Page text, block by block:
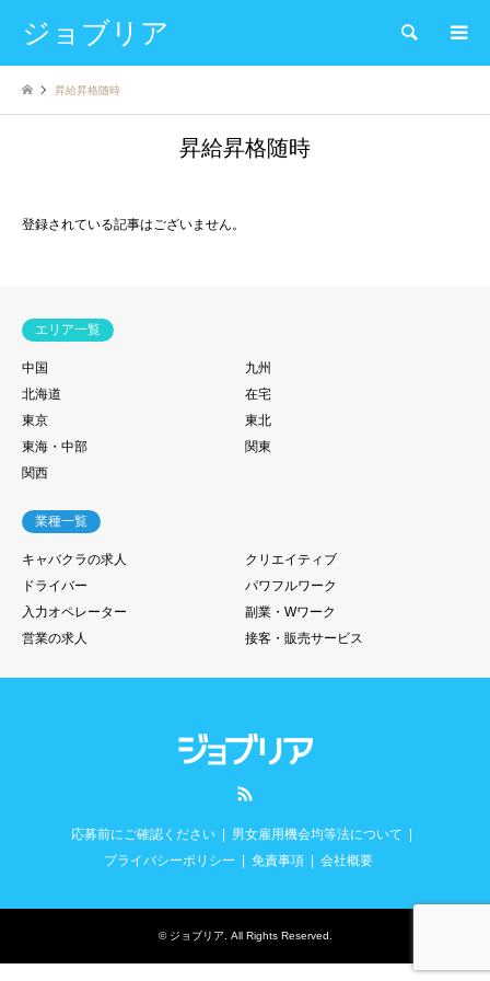
ジョブリア 検索
昇給昇格随時
昇給昇格随時
登録されている記事はございません。
エリア一覧
中国
九州
北海道
在宅
東京
東北
東海・中部
関東
関西
業種一覧
キャバクラの求人
クリエイティブ
ドライバー
パワフルワーク
入力オペレーター
副業・Wワーク
営業の求人
接客・販売サービス
応募前にご確認ください
男女雇用機会均等法について
プライバシーポリシー
免責事項 会社概要
© ジョブリア . All Rights Reserved.